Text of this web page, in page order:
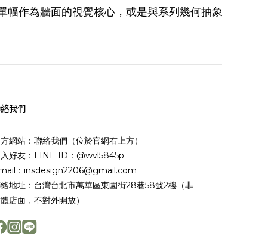
幅作為牆面的視覺核心，或是與系列幾何抽象
我們
網站：聯絡我們（位於官網右上方）
好友：LINE ID：@wvl5845p
：insdesign2206@gmail.com
地址：台灣台北市萬華區東園街28巷58號2樓（非
店面，不對外開放）